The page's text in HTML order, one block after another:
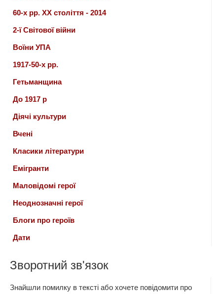
60-х рр. ХХ століття - 2014
2-ї Світової війни
Воїни УПА
1917-50-х рр.
Гетьманщина
До 1917 р
Діячі культури
Вчені
Класики літератури
Емігранти
Маловідомі герої
Неоднозначні герої
Блоги про героїв
Дати
Зворотний зв'язок
Знайшли помилку в тексті або хочете повідомити про